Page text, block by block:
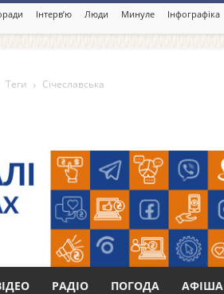
Інтерв’ю Люди Минуле Інфографіка
РАДІО ПОГОДА АФІША
Теги Січеславська